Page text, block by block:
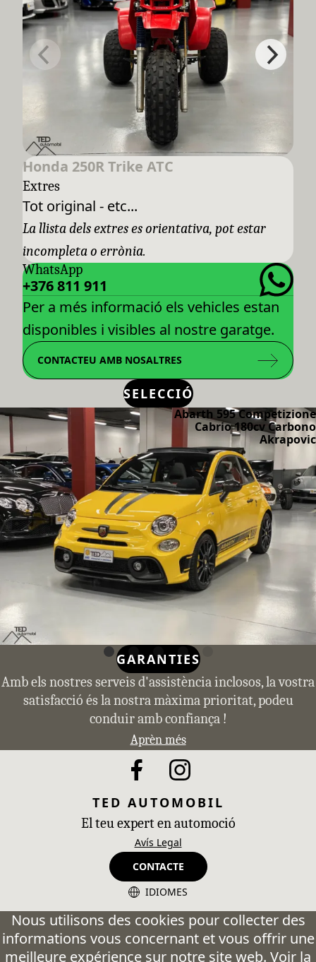
Nous utilisons des cookies pour collecter des
informations vous concernant et vous offrir une
meilleure expérience sur notre site web. Voir la
Honda 250R Trike ATC
Extres
Tot original - etc...
La llista dels extres es orientativa, pot estar
incompleta o errònia.
WhatsApp
+376 811 911
Per a més informació els vehicles estan
disponibles i visibles al nostre garatge.
CONTACTEU AMB NOSALTRES
SELECCIÓ
Abarth 595 Competizione
Cabrio 180cv Carbono
Akrapovic
GARANTIES
Amb els nostres serveis d'assistència inclosos, la vostra
satisfacció és la nostra màxima prioritat, podeu
conduir amb confiança !
Aprèn més
TED AUTOMOBIL
El teu expert en automoció
Avís Legal
CONTACTE
IDIOMES
CA - Catalán
ES - Español